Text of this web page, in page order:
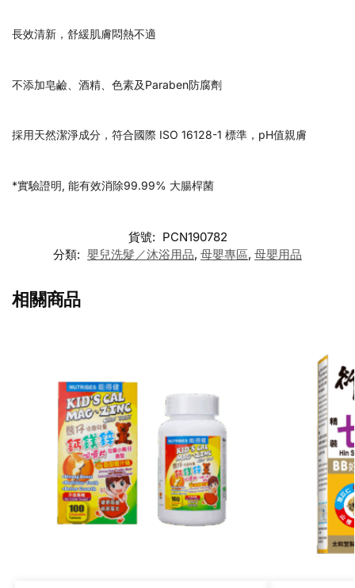
長效清新，舒緩肌膚悶熱不適
不添加皂鹼、酒精、色素及Paraben防腐劑
採用天然潔淨成分，符合國際 ISO 16128-1 標準，pH值親膚
*實驗證明, 能有效消除99.99% 大腸桿菌
貨號: PCN190782
分類: 嬰兒洗髮／沐浴用品, 母嬰專區, 母嬰用品
相關商品